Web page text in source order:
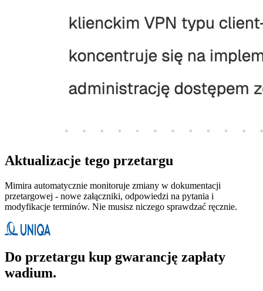
Aktualizacje tego przetargu
Mimira automatycznie monitoruje zmiany w dokumentacji
przetargowej - nowe załączniki, odpowiedzi na pytania i
modyfikacje terminów. Nie musisz niczego sprawdzać ręcznie.
Do przetargu kup gwarancję zapłaty
wadium.